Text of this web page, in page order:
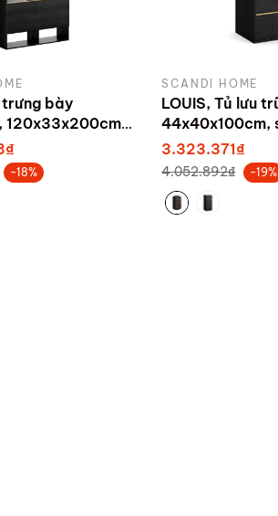
bị hỏng và gửi bổ sung
trưng bày
120x33x200cm,
Scandi Home
-18%
SCANDI HOME
LOUIS, Tủ lưu
44x40x100cm,
Scandi Home
3.323.371₫
4.052.892₫ -19%